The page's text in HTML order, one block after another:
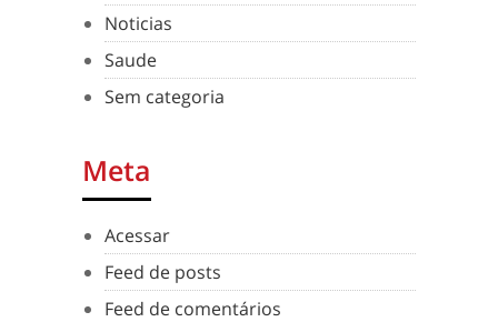
Noticias
Saude
Sem categoria
Meta
Acessar
Feed de posts
Feed de comentários